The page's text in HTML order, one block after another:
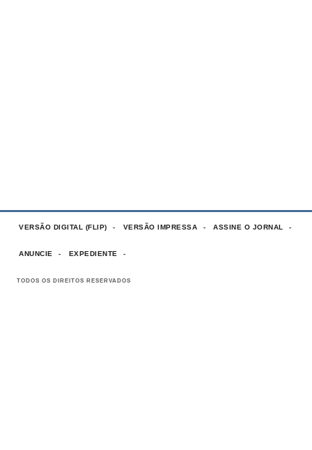
VERSÃO DIGITAL (FLIP) VERSÃO IMPRESSA ASSINE O JORNAL
ANUNCIE EXPEDIENTE
TODOS OS DIREITOS RESERVADOS